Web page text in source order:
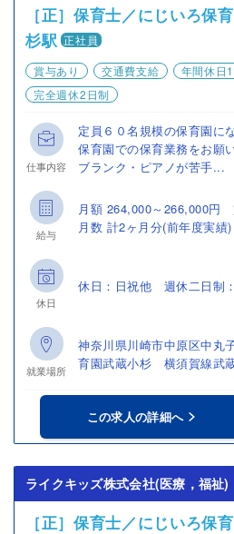
［正］保育士／にじいろ保
杉駅 正社員
賞与あり
交通費支給 年間休日
完全週休2日制
仕事内容
定員６０名規模の保育園に
保育園での保育業務をお願
ブランク・ピアノが苦手...
給与
月額 264,000～266,000
月数 計2ヶ月分(前年度実績)
休日
休日：日祝他 週休二日制
就業場所
神奈川県川崎市中原区中
育園武蔵小杉 横須賀線武
この求人の詳細へ
ライクキッズ株式会社(医療，福祉)
［正］保育士／にじいろ保